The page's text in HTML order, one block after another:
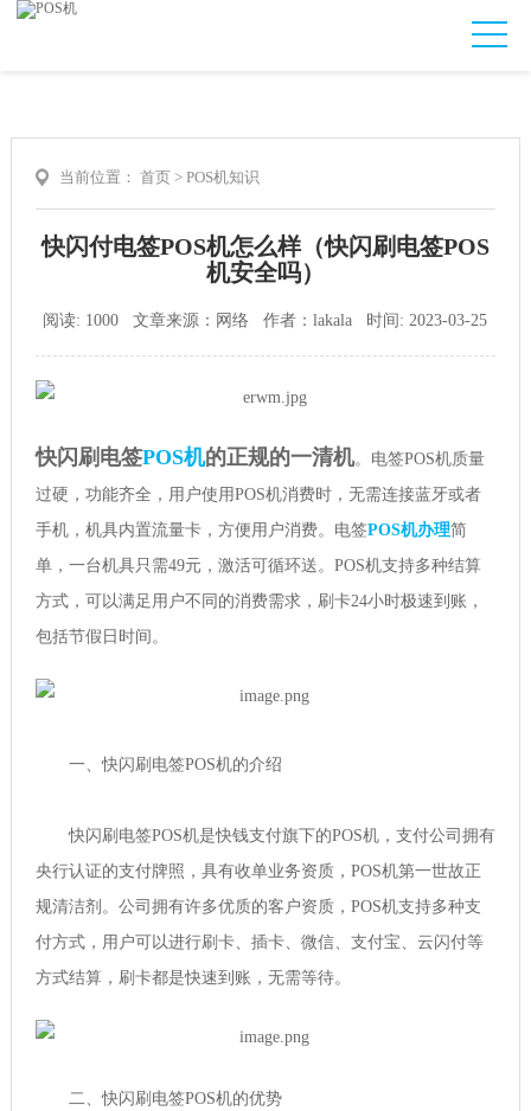
当前位置： 首页> POS机知识
快闪付电签POS机怎么样（快闪刷电签POS
机安全吗）
阅读: 1000 文章来源：网络 作者：lakala 时间: 2023-03-25
快闪刷电签POS机的正规的一清机。电签POS机质量
过硬，功能齐全，用户使用POS机消费时，无需连接蓝牙或者
手机，机具内置流量卡，方便用户消费。电签POS机办理简
单，一台机具只需49元，激活可循环送。POS机支持多种结算
方式，可以满足用户不同的消费需求，刷卡24小时极速到账，
包括节假日时间。
一、快闪刷电签POS机的介绍
快闪刷电签POS机是快钱支付旗下的POS机，支付公司拥有
央行认证的支付牌照，具有收单业务资质，POS机第一世故正
规清洁剂。公司拥有许多优质的客户资质，POS机支持多种支
付方式，用户可以进行刷卡、插卡、微信、支付宝、云闪付等
方式结算，刷卡都是快速到账，无需等待。
二、快闪刷电签POS机的优势